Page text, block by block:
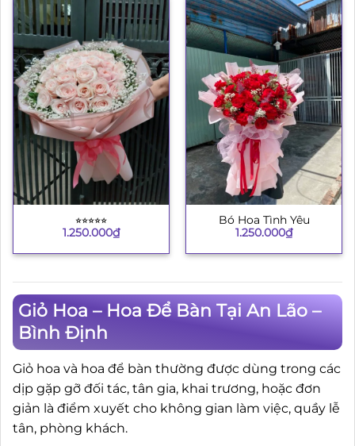
⭐︎⭐︎⭐︎⭐︎⭐︎
1.250.000₫
Bó Hoa Tình Yêu
1.250.000₫
Giỏ Hoa – Hoa Để Bàn Tại An Lão –
Bình Định
Giỏ hoa và hoa để bàn thường được dùng trong các
dịp gặp gỡ đối tác, tân gia, khai trương, hoặc đơn
giản là điểm xuyết cho không gian làm việc, quầy lễ
tân, phòng khách.